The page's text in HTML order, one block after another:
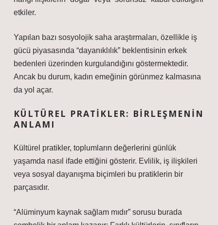
etkiler.
Yapılan bazı sosyolojik saha araştırmaları, özellikle iş
gücü piyasasında “dayanıklılık” beklentisinin erkek
bedenleri üzerinden kurgulandığını göstermektedir.
Ancak bu durum, kadın emeğinin görünmez kalmasına
da yol açar.
KÜLTÜREL PRATIKLER: BIRLEŞMENIN
ANLAMI
Kültürel pratikler, toplumların değerlerini günlük
yaşamda nasıl ifade ettiğini gösterir. Evlilik, iş ilişkileri
veya sosyal dayanışma biçimleri bu pratiklerin bir
parçasıdır.
“Alüminyum kaynak sağlam mıdır” sorusu burada